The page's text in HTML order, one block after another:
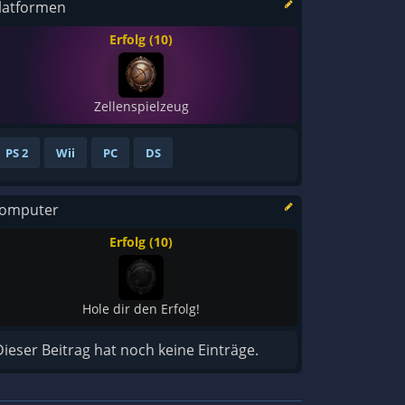
Erfolg (10)
Zellenspielzeug
PS 2 Wii PC DS
Erfolg (10)
Hole dir den Erfolg!
Beitrag hat noch keine Einträge.